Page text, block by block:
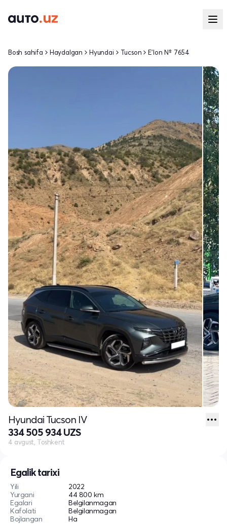
Egalik tarixi
Yili
2022
Yurgani
44 800 km
Egalari
Belgilanmagan
Kafolati
Belgilanmagan
Bojlangan
Ha
Bosh sahifa Haydalgan Hyundai Tucson E'lon № 7654
Hyundai Tucson IV
334 505 934 UZS
4 avgust, Toshkent